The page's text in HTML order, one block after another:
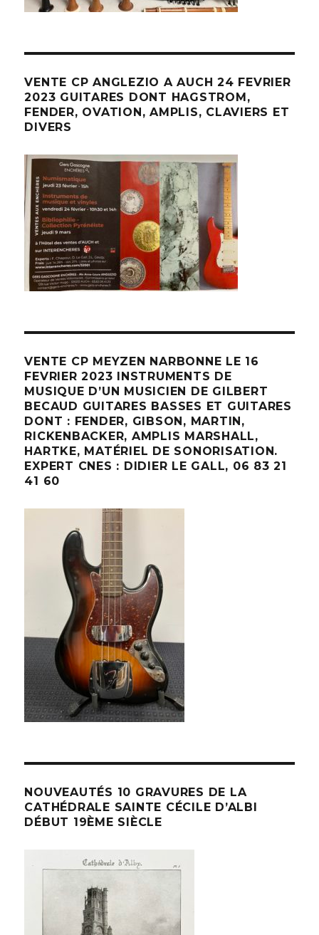
VENTE CP ANGLEZIO A AUCH 24 FEVRIER
2023 GUITARES DONT HAGSTROM,
FENDER, OVATION, AMPLIS, CLAVIERS ET
DIVERS
VENTE CP MEYZEN NARBONNE LE 16
FEVRIER 2023 INSTRUMENTS DE
MUSIQUE D’UN MUSICIEN DE GILBERT
BECAUD GUITARES BASSES ET GUITARES
DONT : FENDER, GIBSON, MARTIN,
RICKENBACKER, AMPLIS MARSHALL,
HARTKE, MATÉRIEL DE SONORISATION.
EXPERT CNES : DIDIER LE GALL, 06 83 21
41 60
NOUVEAUTÉS 10 GRAVURES DE LA
CATHÉDRALE SAINTE CÉCILE D’ALBI
DÉBUT 19ÈME SIÈCLE